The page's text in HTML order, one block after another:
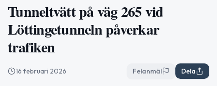
Tunneltvätt på väg 265 vid
Löttingetunneln påverkar
trafiken
16 februari 2026 Felanmäl Dela